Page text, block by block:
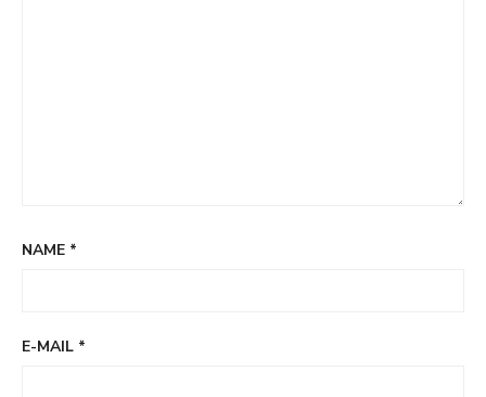
NAME *
E-MAIL *